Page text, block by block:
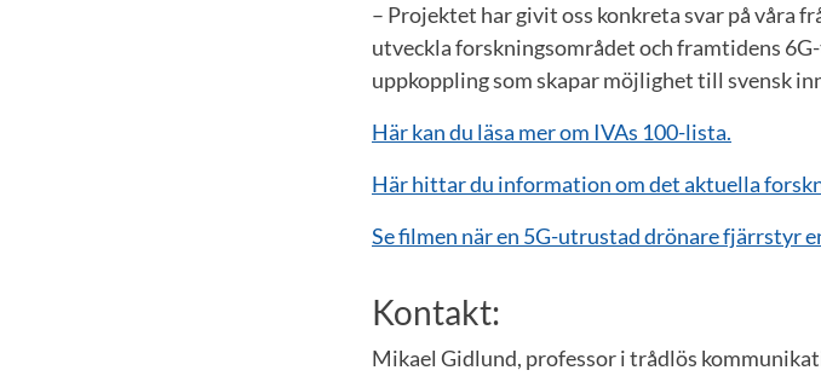
– Projektet har givit oss konkreta svar på våra
utveckla forskningsområdet och framtidens
uppkoppling som skapar möjlighet till svensk
Här kan du läsa mer om IVAs 100-lista.
Här hittar du information om det aktuella
Se filmen när en 5G-utrustad drönare fjärrstyr
Kontakt:
Mikael Gidlund, professor i trådlös